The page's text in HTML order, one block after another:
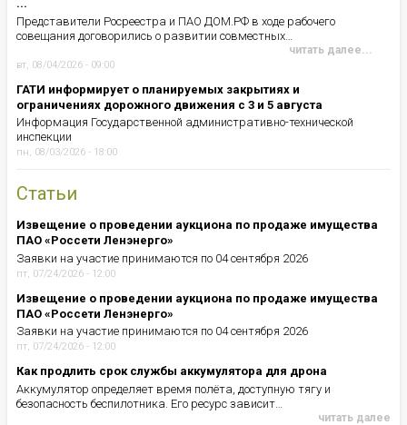
...
Представители Росреестра и ПАО ДОМ.РФ в ходе рабочего
совещания договорились о развитии совместных…
читать далее...
вт, 08/04/2026 - 09:00
ГАТИ информирует о планируемых закрытиях и
ограничениях дорожного движения с 3 и 5 августа
Информация Государственной административно-технической
инспекции
пн, 08/03/2026 - 18:00
Статьи
Извещение о проведении аукциона по продаже имущества
ПАО «Россети Ленэнерго»
Заявки на участие принимаются по 04 сентября 2026
пт, 07/24/2026 - 12:00
Извещение о проведении аукциона по продаже имущества
ПАО «Россети Ленэнерго»
Заявки на участие принимаются по 04 сентября 2026
пт, 07/24/2026 - 12:00
Как продлить срок службы аккумулятора для дрона
Аккумулятор определяет время полёта, доступную тягу и
безопасность беспилотника. Его ресурс зависит…
читать далее